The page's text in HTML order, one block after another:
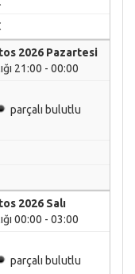
2026 Pazartesi
21:00 - 00:00
parçalı bulutlu
2026 Salı
00:00 - 03:00
parçalı bulutlu